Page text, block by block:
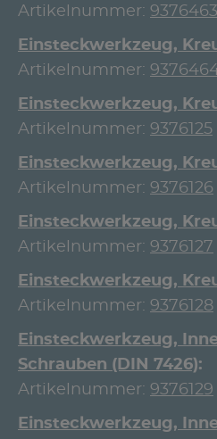
Artikelnummer: 9376463
Einsteckwerkzeug,
Artikelnummer:
Einsteckwerkzeug,
Artikelnummer: 9376125
Einsteckwerkzeug,
Artikelnummer: 9376126
Einsteckwerkzeug,
Artikelnummer: 9376127
Einsteckwerkzeug,
Artikelnummer: 9376128
Einsteckwerkzeug,
Schrauben (DIN 7426)
Artikelnummer: 9376129
Einsteckwerkzeug,